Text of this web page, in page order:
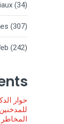
(34)
(307)
(242)
حوار
المخاطر